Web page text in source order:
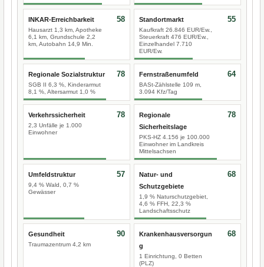
INKAR-Erreichbarkeit
Hausarzt 1,3 km, Apotheke
6,1 km, Grundschule 2,2
km, Autobahn 14,9 Min.
58 Standortmarkt
Kaufkraft 26.846 EUR/Ew.,
Steuerkraft 476 EUR/Ew.,
Einzelhandel 7.710
EUR/Ew.
55
Regionale Sozialstruktur
SGB II 6,3 %, Kinderarmut
8,1 %, Altersarmut 1,0 %
78 Fernstraßenumfeld
BASt-Zählstelle 109 m,
3.094 Kfz/Tag
64
Verkehrssicherheit
2,3 Unfälle je 1.000
Einwohner
78
Regionale
Sicherheitslage
PKS-HZ 4.156 je 100.000
Einwohner im Landkreis
Mittelsachsen
78
Umfeldstruktur
9,4 % Wald, 0,7 %
Gewässer
57
Natur- und
Schutzgebiete
1,9 % Naturschutzgebiet,
4,6 % FFH, 22,3 %
Landschaftsschutz
68
Gesundheit
Traumazentrum 4,2 km
90
Krankenhausversorgun
g
1 Einrichtung, 0 Betten
(PLZ)
68